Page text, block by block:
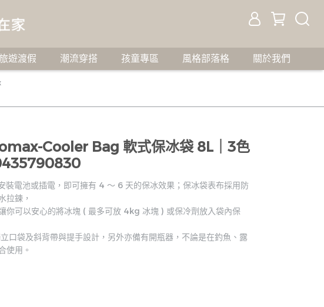
旅遊渡假 潮流穿搭 孩童專區 風格部落格 關於我們
Cooler Bag 軟式保冰袋 8L｜3色
裝電池或插電，即可擁有 4 ～ 6 天的保冰效果；保冰袋表布採用防
拉鍊，
你可以安心的將冰塊 ( 最多可放 4kg 冰塊 ) 或保冷劑放入袋內保
口袋及斜背帶與提手設計，另外亦備有開瓶器，不論是在釣魚、露
使用。